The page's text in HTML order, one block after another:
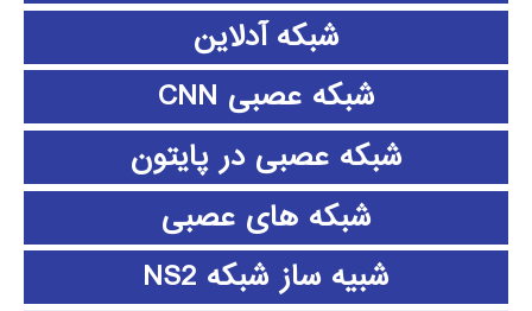
شبکه آدلاین
شبکه عصبی CNN
شبکه عصبی در پایتون
شبکه های عصبی
شبیه ساز شبکه NS2